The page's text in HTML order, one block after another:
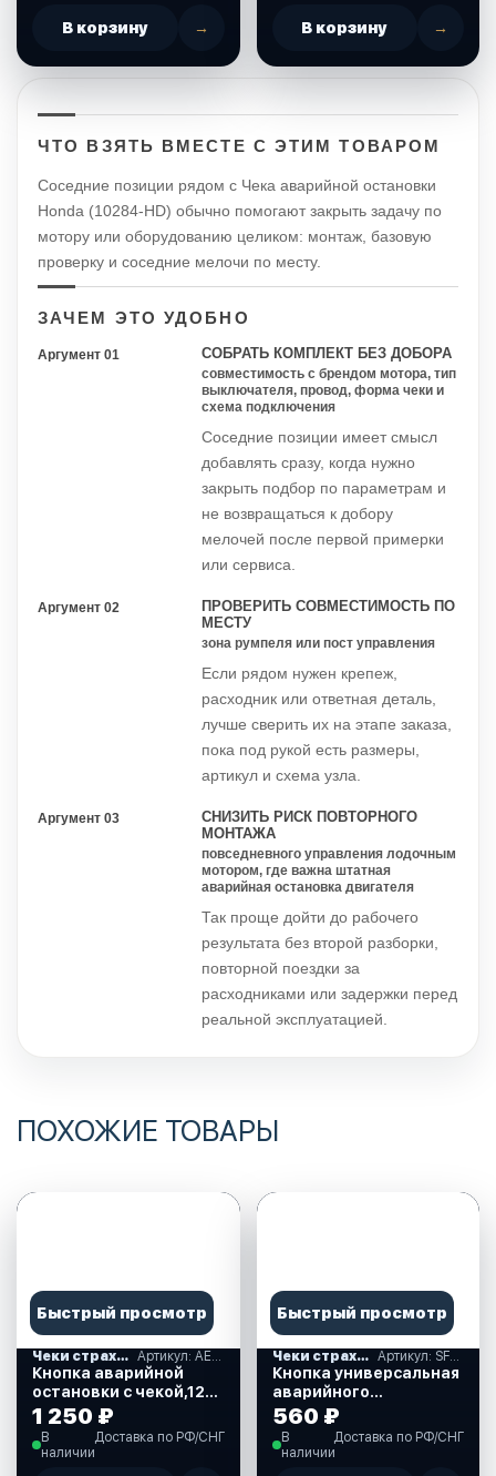
В корзину → В корзину →
ЧТО ВЗЯТЬ ВМЕСТЕ С ЭТИМ ТОВАРОМ
Соседние позиции рядом с Чека аварийной остановки
Honda (10284-HD) обычно помогают закрыть задачу по
мотору или оборудованию целиком: монтаж, базовую
проверку и соседние мелочи по месту.
ЗАЧЕМ ЭТО УДОБНО
Аргумент 01 СОБРАТЬ КОМПЛЕКТ БЕЗ ДОБОРА
совместимость с брендом мотора, тип
выключателя, провод, форма чеки и
схема подключения
Соседние позиции имеет смысл
добавлять сразу, когда нужно
закрыть подбор по параметрам и
не возвращаться к добору
мелочей после первой примерки
или сервиса.
Аргумент 02
ПРОВЕРИТЬ СОВМЕСТИМОСТЬ ПО
МЕСТУ
зона румпеля или пост управления
Если рядом нужен крепеж,
расходник или ответная деталь,
лучше сверить их на этапе заказа,
пока под рукой есть размеры,
артикул и схема узла.
Аргумент 03
СНИЗИТЬ РИСК ПОВТОРНОГО
МОНТАЖА
повседневного управления лодочным
мотором, где важна штатная
аварийная остановка двигателя
Так проще дойти до рабочего
результата без второй разборки,
повторной поездки за
расходниками или задержки перед
реальной эксплуатацией.
ПОХОЖИЕ ТОВАРЫ
Быстрый просмотр
Чеки страховочные и кнопки остановки Артикул: AES121312C1
Кнопка аварийной
остановки с чекой,12В
12-15А, Н3, провод 60
см. (AES121312C1)
1 250 ₽
В
наличии
Доставка по РФ/СНГ
Быстрый просмотр
Чеки страховочные и кнопки остановки Артикул: SF80309
Кнопка универсальная
аварийного
выключения с чекой
SUNFINE(SF80309)
560 ₽
В
наличии
Доставка по РФ/СНГ